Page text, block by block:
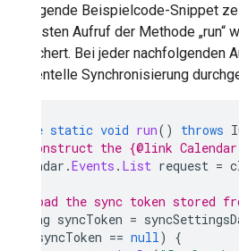
Das folgende Beispielcode-Snippet
Beim ersten Aufruf der Methode
gespeichert. Bei jeder
inkrementelle Synchronisierung
private static void run() throws
// Construct the {@link
Calendar .Events . List request =
// Load the sync token stored
String syncToken =
syncToken == null)
{